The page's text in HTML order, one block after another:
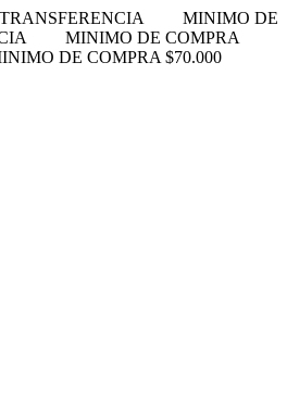
MINIMO DE
MINIMO DE COMPRA
DE COMPRA $70.000